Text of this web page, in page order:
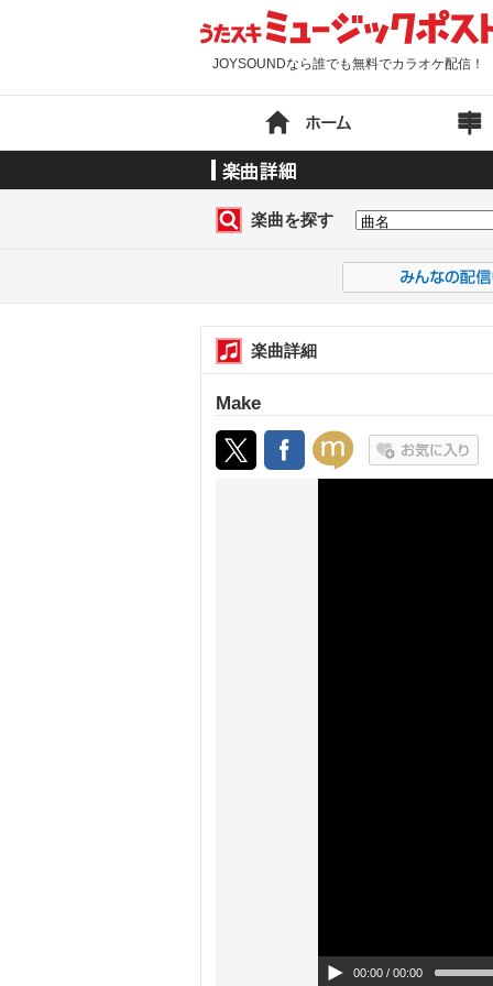
JOYSOUNDなら誰でも無料でカラオケ配信！
楽曲を探す
楽曲詳細
Make
00:00 / 00:00